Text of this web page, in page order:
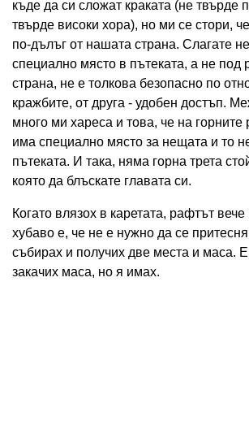
къде да си сложат краката (не твърде
твърде високи хора), но ми се стори,
по-дълъг от нашата страна. Слагате
специално място в пътеката, а не под
страна, не е толкова безопасно по
кражбите, от друга - удобен достъп.
много ми хареса и това, че на
има специално място за нещата и то
пътеката. И така, няма горна трета
която да блъскате главата си.
Когато влязох в каретата, рафтът
хубаво е, че не е нужно да се
събирах и получих две места и маса.
закачих маса, но я имах.